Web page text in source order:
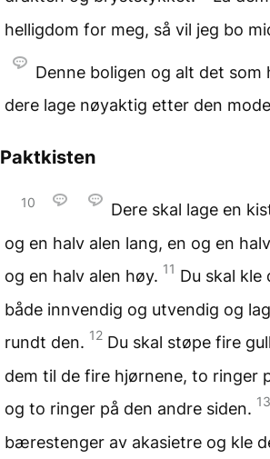
helligdom for meg, så vil jeg bo
Denne boligen og alt det som
dere lage nøyaktig etter den
Paktkisten
10
Dere skal lage en
og en halv alen lang, en og en
og en halv alen høy. 11 Du skal kle
både innvendig og utvendig og
rundt den. 12 Du skal støpe fire
dem til de fire hjørnene, to ringer
og to ringer på den andre siden. 13
bærestenger av akasietre og kle